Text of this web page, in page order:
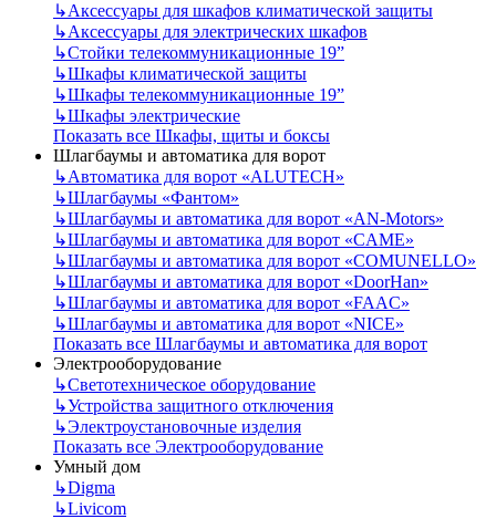
↳Аксессуары для шкафов климатической защиты
↳Аксессуары для электрических шкафов
↳Стойки телекоммуникационные 19”
↳Шкафы климатической защиты
↳Шкафы телекоммуникационные 19”
↳Шкафы электрические
Показать все Шкафы, щиты и боксы
Шлагбаумы и автоматика для ворот
↳Автоматика для ворот «ALUTECH»
↳Шлагбаумы «Фантом»
↳Шлагбаумы и автоматика для ворот «AN-Motors»
↳Шлагбаумы и автоматика для ворот «CAME»
↳Шлагбаумы и автоматика для ворот «COMUNELLO»
↳Шлагбаумы и автоматика для ворот «DoorHan»
↳Шлагбаумы и автоматика для ворот «FAAC»
↳Шлагбаумы и автоматика для ворот «NICE»
Показать все Шлагбаумы и автоматика для ворот
Электрооборудование
↳Светотехническое оборудование
↳Устройства защитного отключения
↳Электроустановочные изделия
Показать все Электрооборудование
Умный дом
↳Digma
↳Livicom